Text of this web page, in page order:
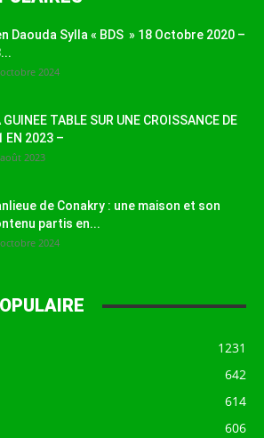
Daouda Sylla « BDS » 18 Octobre 2020 –
2024
GUINEE TABLE SUR UNE CROISSANCE DE
EN 2023 –
2023
de Conakry : une maison et son
partis en...
2024
1231
642
614
606